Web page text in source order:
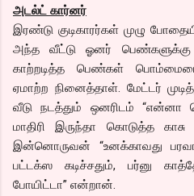
அடல்ட் கார்னர்
இரண்டு குடிகாரர்கள் முழு
அந்த வீட்டு ஓனர் பெண்களுக்கு
காற்றடித்த பெண்கள்
ஏமாற்ற நினைத்தாள். மேட்டர்
வீடு நடத்தும் ஒனரிடம்
மாதிரி இருந்தா கொடுத்த
இன்னொருவன் “உனக்காவது
பட்டக்ஸ கடிச்சதும், பர்னு
போயிட்டா” என்றான்.